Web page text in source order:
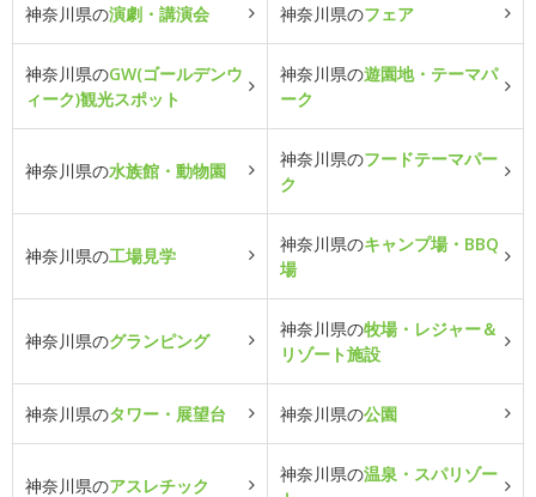
神奈川県の演劇・講演会 神奈川県のフェア
神奈川県のGW(ゴールデンウ
ィーク)観光スポット
神奈川県の遊園地・テーマパ
ーク
神奈川県の水族館・動物園
神奈川県のフードテーマパー
ク
神奈川県の工場見学
神奈川県のキャンプ場・BBQ
場
神奈川県のグランピング
神奈川県の牧場・レジャー＆
リゾート施設
神奈川県のタワー・展望台 神奈川県の公園
神奈川県のアスレチック
神奈川県の温泉・スパリゾー